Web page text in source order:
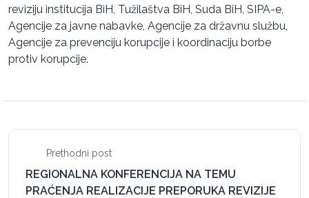
reviziju institucija BiH, Tužilaštva BiH, Suda BiH, SIPA-e,
Agencije za javne nabavke, Agencije za državnu službu,
Agencije za prevenciju korupcije i koordinaciju borbe
protiv korupcije.
Prethodni post
REGIONALNA KONFERENCIJA NA TEMU
PRAĆENJA REALIZACIJE PREPORUKA REVIZIJE